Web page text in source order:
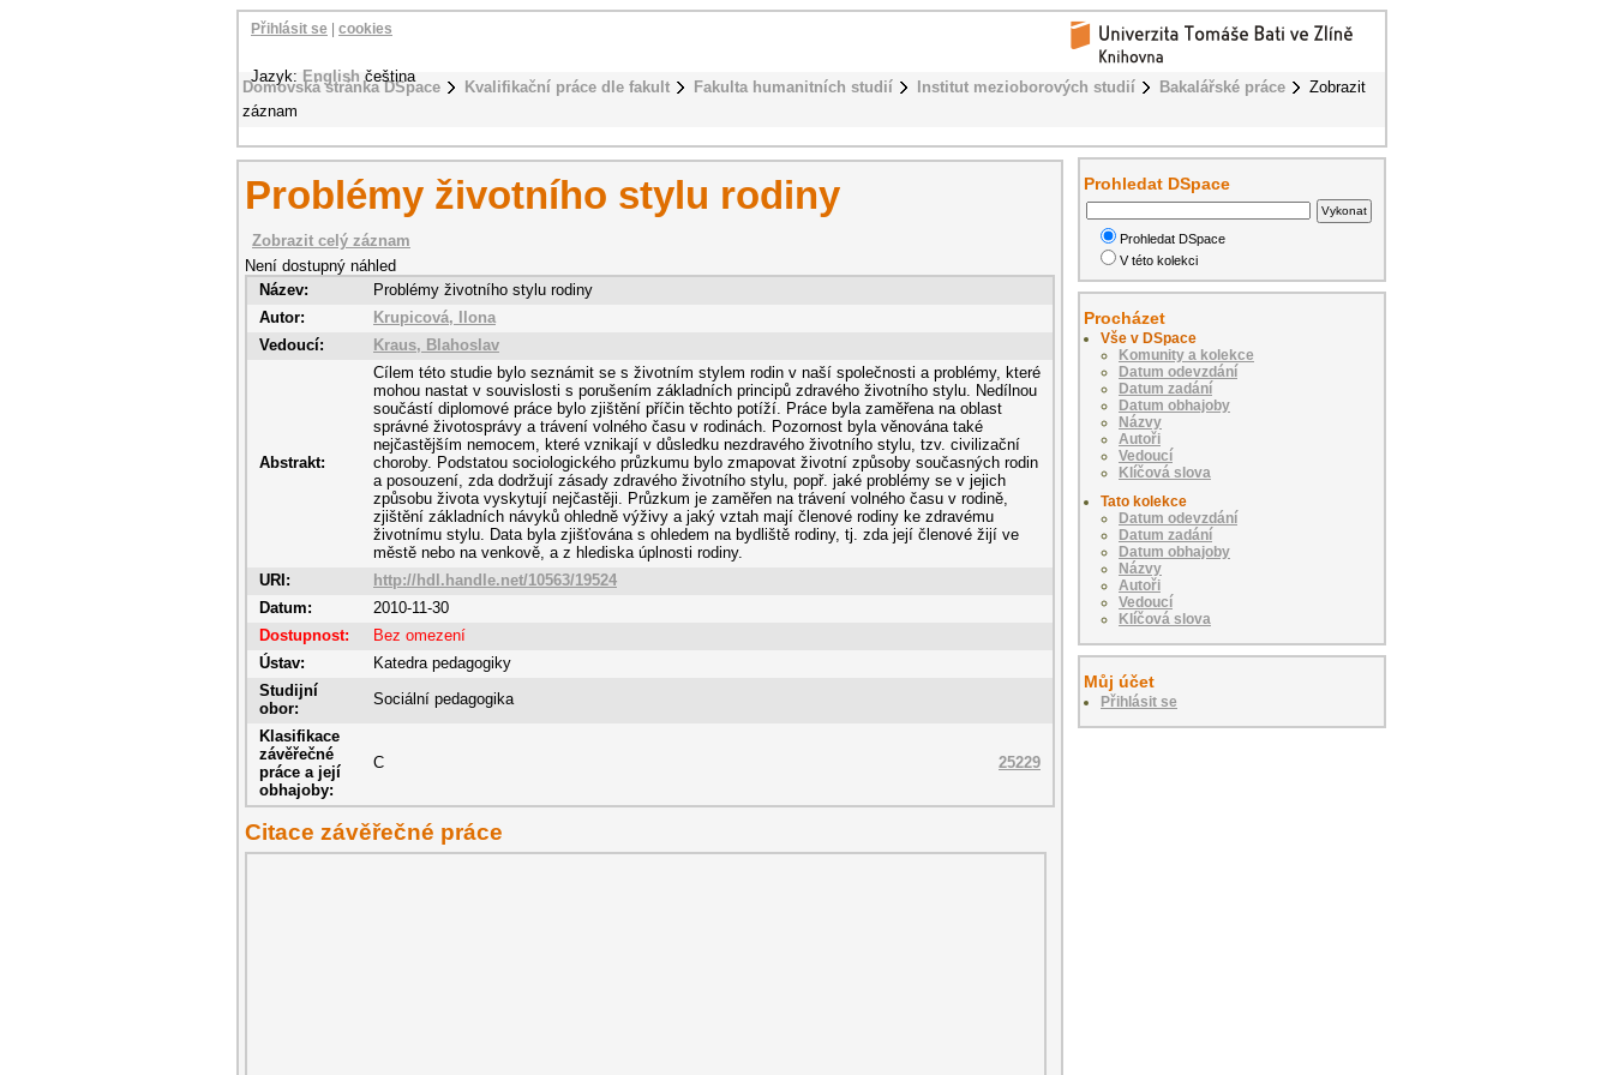
Domovská stránka DSpace Kvalifikační práce dle fakult Fakulta humanitních studií Institut mezioborových studií Bakalářské práce
Zobrazit
záznam
Přihlásit se cookies
Jazyk: English čeština
Problémy životního stylu rodiny
Zobrazit celý záznam
Není dostupný náhled
Název:
Problémy životního stylu rodiny
Autor:
Krupicová, Ilona
Vedoucí:
Kraus, Blahoslav
Abstrakt:
Cílem této studie bylo seznámit se s životním stylem rodin v naší společnosti a problémy, které
mohou nastat v souvislosti s porušením základních principů zdravého životního stylu. Nedílnou
součástí diplomové práce bylo zjištění příčin těchto potíží. Práce byla zaměřena na oblast
správné životosprávy a trávení volného času v rodinách. Pozornost byla věnována také
nejčastějším nemocem, které vznikají v důsledku nezdravého životního stylu, tzv. civilizační
choroby. Podstatou sociologického průzkumu bylo zmapovat životní způsoby současných rodin
a posouzení, zda dodržují zásady zdravého životního stylu, popř. jaké problémy se v jejich
způsobu života vyskytují nejčastěji. Průzkum je zaměřen na trávení volného času v rodině,
zjištění základních návyků ohledně výživy a jaký vztah mají členové rodiny ke zdravému
životnímu stylu. Data byla zjišťována s ohledem na bydliště rodiny, tj. zda její členové žijí ve
městě nebo na venkově, a z hlediska úplnosti rodiny.
URI:
http://hdl.handle.net/10563/19524
Datum:
2010-11-30
Dostupnost:
Bez omezení
Ústav:
Katedra pedagogiky
Studijní
obor:
Sociální pedagogika
Klasifikace
závěřečné
práce a její
obhajoby:
C 25229
Citace závěřečné práce
Prohledat DSpace
Prohledat DSpace
V této kolekci
Procházet
Vše v DSpace
Komunity a kolekce
Datum odevzdání
Datum zadání
Datum obhajoby
Názvy
Autoři
Vedoucí
Klíčová slova
Tato kolekce
Datum odevzdání
Datum zadání
Datum obhajoby
Názvy
Autoři
Vedoucí
Klíčová slova
Můj účet
Přihlásit se